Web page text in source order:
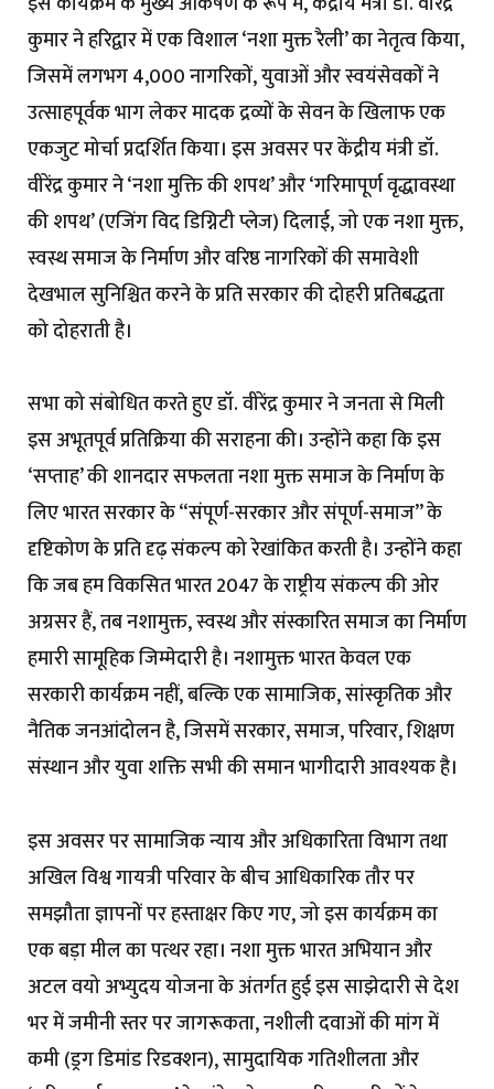
कुमार ने हरिद्वार में एक विशाल ‘नशा मुक्त रैली’ का नेतृत्व किया,
जिसमें लगभग 4,000 नागरिकों, युवाओं और स्वयंसेवकों ने
उत्साहपूर्वक भाग लेकर मादक द्रव्यों के सेवन के खिलाफ एक
एकजुट मोर्चा प्रदर्शित किया। इस अवसर पर केंद्रीय मंत्री डॉ.
वीरेंद्र कुमार ने ‘नशा मुक्ति की शपथ’ और ‘गरिमापूर्ण वृद्धावस्था
की शपथ’ (एजिंग विद डिग्निटी प्लेज) दिलाई, जो एक नशा मुक्त,
स्वस्थ समाज के निर्माण और वरिष्ठ नागरिकों की समावेशी
देखभाल सुनिश्चित करने के प्रति सरकार की दोहरी प्रतिबद्धता
को दोहराती है।
सभा को संबोधित करते हुए डॉ. वीरेंद्र कुमार ने जनता से मिली
इस अभूतपूर्व प्रतिक्रिया की सराहना की। उन्होंने कहा कि इस
‘सप्ताह’ की शानदार सफलता नशा मुक्त समाज के निर्माण के
लिए भारत सरकार के “संपूर्ण-सरकार और संपूर्ण-समाज” के
दृष्टिकोण के प्रति दृढ़ संकल्प को रेखांकित करती है। उन्होंने कहा
कि जब हम विकसित भारत 2047 के राष्ट्रीय संकल्प की ओर
अग्रसर हैं, तब नशामुक्त, स्वस्थ और संस्कारित समाज का निर्माण
हमारी सामूहिक जिम्मेदारी है। नशामुक्त भारत केवल एक
सरकारी कार्यक्रम नहीं, बल्कि एक सामाजिक, सांस्कृतिक और
नैतिक जनआंदोलन है, जिसमें सरकार, समाज, परिवार, शिक्षण
संस्थान और युवा शक्ति सभी की समान भागीदारी आवश्यक है।
इस अवसर पर सामाजिक न्याय और अधिकारिता विभाग तथा
अखिल विश्व गायत्री परिवार के बीच आधिकारिक तौर पर
समझौता ज्ञापनों पर हस्ताक्षर किए गए, जो इस कार्यक्रम का
एक बड़ा मील का पत्थर रहा। नशा मुक्त भारत अभियान और
अटल वयो अभ्युदय योजना के अंतर्गत हुई इस साझेदारी से देश
भर में जमीनी स्तर पर जागरूकता, नशीली दवाओं की मांग में
कमी (ड्रग डिमांड रिडक्शन), सामुदायिक गतिशीलता और